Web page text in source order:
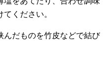
ください。
んだものを竹皮などで結び